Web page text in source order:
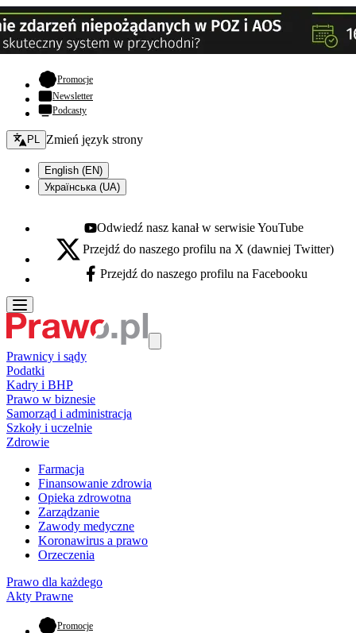
Promocje- otwiera się w nowej karcie
Newsletter
Podcasty
Zmień język - bieżący:
PL Zmień język strony
English (EN)
Українська (UA)
Youtube - otwiera się w nowej karcie
Odwiedź nasz kanał w serwisie YouTube
X - otwiera się w nowej karcie
Przejdź do naszego profilu na X (dawniej Twitter)
Facebook - otwiera się w nowej karcie
Przejdź do naszego profilu na Facebooku
Prawnicy i sądy
Podatki
Kadry i BHP
Prawo w biznesie
Samorząd i administracja
Szkoły i uczelnie
Zdrowie
Farmacja
Finansowanie zdrowia
Opieka zdrowotna
Zarządzanie
Zawody medyczne
Koronawirus a prawo
Orzeczenia
Prawo dla każdego
Akty Prawne
Promocje- otwiera się w nowej karcie